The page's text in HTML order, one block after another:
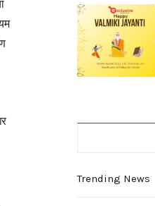
Trending News